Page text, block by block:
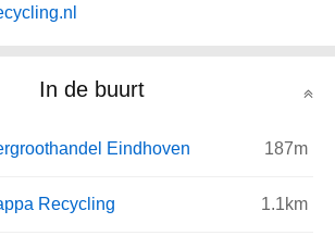
In de buurt
Eindhoven 187m
Recycling 1.1km